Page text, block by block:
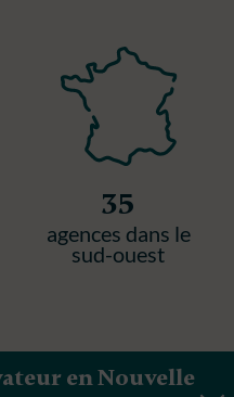
35
agences dans le
sud-ouest
en Nouvelle